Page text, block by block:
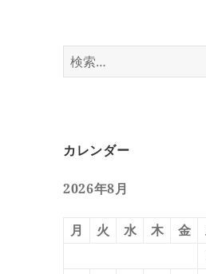
検
カレンダー
2026年8月
月 火 水 木 金